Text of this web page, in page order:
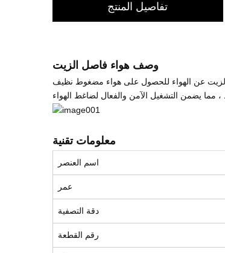
تفاصيل المنتج
وصف هواء فاصل الزيت
معلومات تقنية
اسم العنصر
عمر
دقة التصفية
رقم القطعة